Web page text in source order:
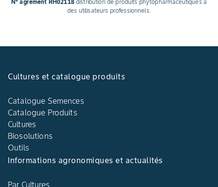
N° agrément RH02118distribution de produits phytopharmaceutiques à
des utilisateurs professionnels.
Cultures et catalogue produits
Catalogue Semences
Catalogue Produits
Cultures
Biosolutions
Outils
Informations agronomiques et actualités
Par Cultures